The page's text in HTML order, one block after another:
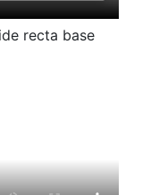
recta base